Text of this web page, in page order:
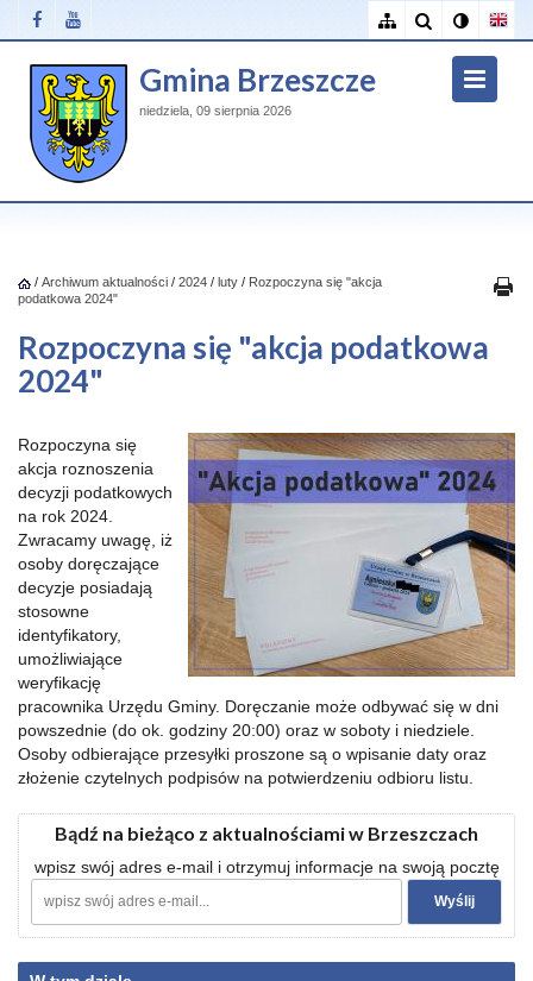
Gmina Brzeszcze
niedziela, 09 sierpnia 2026
/ Archiwum aktualności / 2024 / luty / Rozpoczyna się "akcja
podatkowa 2024"
Rozpoczyna się "akcja podatkowa
2024"
Rozpoczyna się
akcja roznoszenia
decyzji podatkowych
na rok 2024.
Zwracamy uwagę, iż
osoby doręczające
decyzje posiadają
stosowne
identyfikatory,
umożliwiające
weryfikację
pracownika Urzędu Gminy. Doręczanie może odbywać się w dni
powszednie (do ok. godziny 20:00) oraz w soboty i niedziele.
Osoby odbierające przesyłki proszone są o wpisanie daty oraz
złożenie czytelnych podpisów na potwierdzeniu odbioru listu.
Bądź na bieżąco z aktualnościami w Brzeszczach
wpisz swój adres e-mail i otrzymuj informacje na swoją pocztę